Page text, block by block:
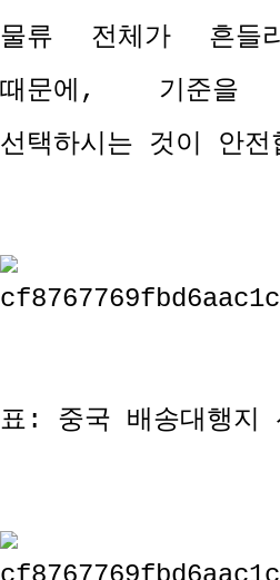
물류 전체가 흔들
때문에 , 기준
선택하시는 것이 안전
표 : 중국 배송대행지